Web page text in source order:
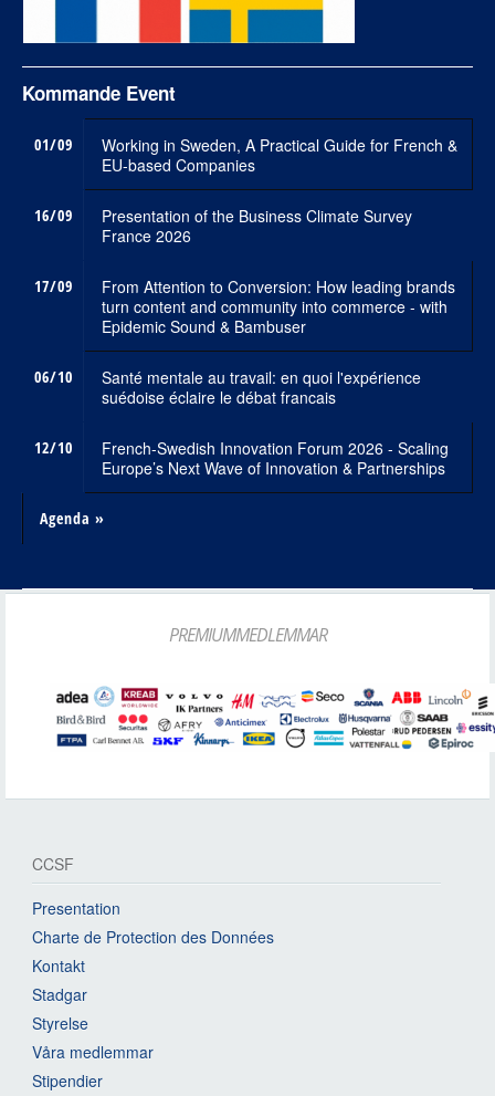
Kommande Event
01/09
Working in Sweden, A Practical Guide for French &
EU-based Companies
16/09
Presentation of the Business Climate Survey
France 2026
17/09
From Attention to Conversion: How leading brands
turn content and community into commerce - with
Epidemic Sound & Bambuser
06/10
Santé mentale au travail: en quoi l'expérience
suédoise éclaire le débat francais
12/10
French-Swedish Innovation Forum 2026 - Scaling
Europe’s Next Wave of Innovation & Partnerships
Agenda »
PREMIUMMEDLEMMAR
CCSF
Presentation
Charte de Protection des Données
Kontakt
Stadgar
Styrelse
Våra medlemmar
Stipendier